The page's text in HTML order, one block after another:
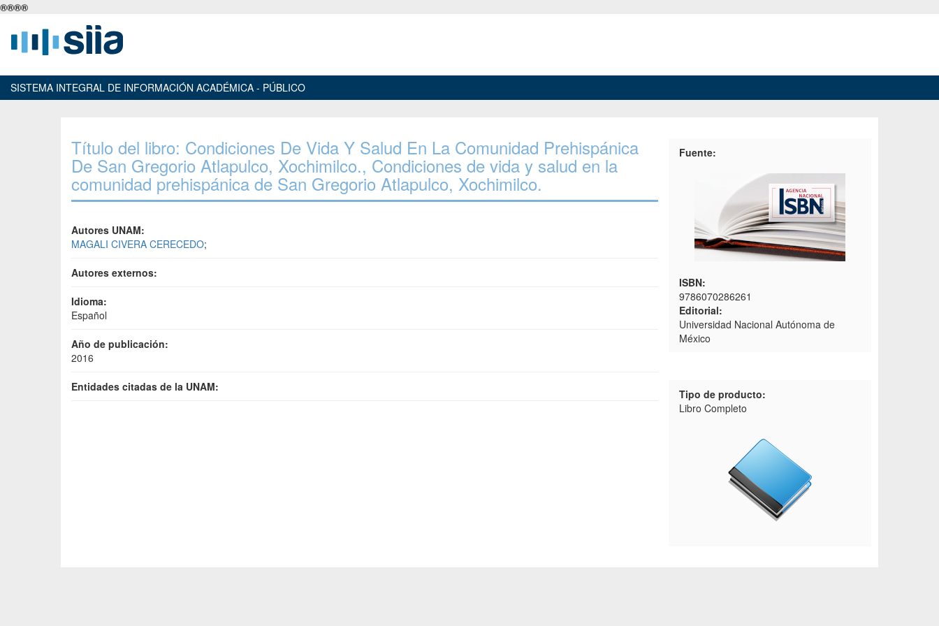
®®®®
SISTEMA INTEGRAL DE INFORMACIÓN ACADÉMICA - PÚBLICO
Título del libro: Condiciones De Vida Y Salud En La Comunidad Prehispánica
De San Gregorio Atlapulco, Xochimilco., Condiciones de vida y salud en la
comunidad prehispánica de San Gregorio Atlapulco, Xochimilco.
Autores UNAM:
MAGALI CIVERA CERECEDO;
Autores externos:
Idioma:
Español
Año de publicación:
2016
Entidades citadas de la UNAM:
Fuente:
ISBN:
9786070286261
Editorial:
Universidad Nacional Autónoma de
México
Tipo de producto:
Libro Completo